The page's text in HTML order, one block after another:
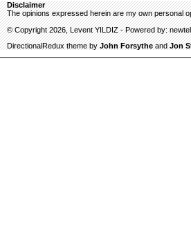
Disclaimer
The opinions expressed herein are my own personal
© Copyright 2026, Levent YILDIZ - Powered by:
DirectionalRedux theme byJohn ForsytheandJon